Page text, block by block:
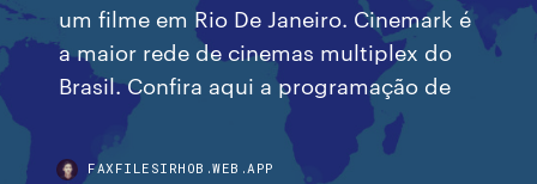
um filme em Rio De Janeiro. Cinemark é
a maior rede de cinemas multiplex do
Brasil. Confira aqui a programação de
FAXFILESIRHOB.WEB.APP